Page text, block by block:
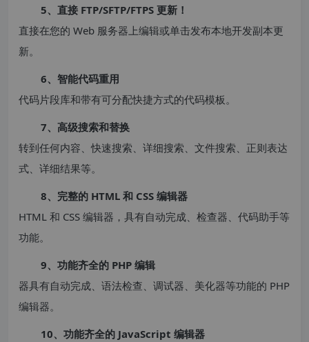
5、直接 FTP/SFTP/FTPS 更新！
直接在您的 Web 服务器上编辑或单击发布本地开发副本更
新。
6、智能代码重用
代码片段库和带有可分配快捷方式的代码模板。
7、高级搜索和替换
转到任何内容、快速搜索、详细搜索、文件搜索、正则表达
式、详细结果等。
8、完整的 HTML 和 CSS 编辑器
HTML 和 CSS 编辑器，具有自动完成、检查器、代码助手等
功能。
9、功能齐全的 PHP 编辑
器具有自动完成、语法检查、调试器、美化器等功能的 PHP
编辑器。
10、功能齐全的 JavaScript 编辑器